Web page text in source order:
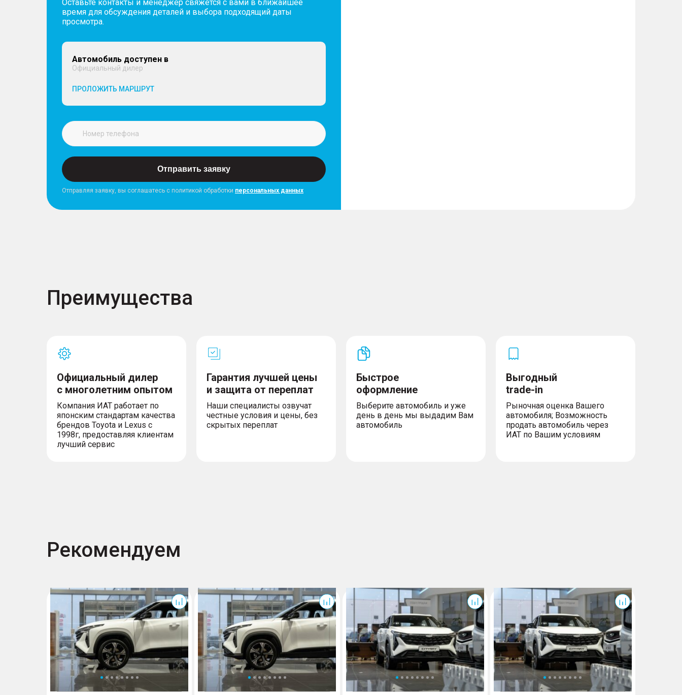
Оставьте контакты и менеджер свяжется с вами в ближайшее
время для обсуждения деталей и выбора подходящий даты
просмотра.
Автомобиль доступен в
Официальный дилер
ПРОЛОЖИТЬ МАРШРУТ
Отправить заявку
Отправляя заявку, вы соглашатесь с политикой обработки персональных данных
Преимущества
Официальный дилер
с многолетним опытом
Компания ИАТ работает по
японским стандартам качества
брендов Toyota и Lexus с
1998г, предоставляя клиентам
лучший сервис
Гарантия лучшей цены
и защита от переплат
Наши специалисты озвучат
честные условия и цены, без
скрытых переплат
Быстрое
оформление
Выберите автомобиль и уже
день в день мы выдадим Вам
автомобиль
Выгодный
trade-in
Рыночная оценка Вашего
автомобиля; Возможность
продать автомобиль через
ИАТ по Вашим условиям
Рекомендуем
Cityray Cityray